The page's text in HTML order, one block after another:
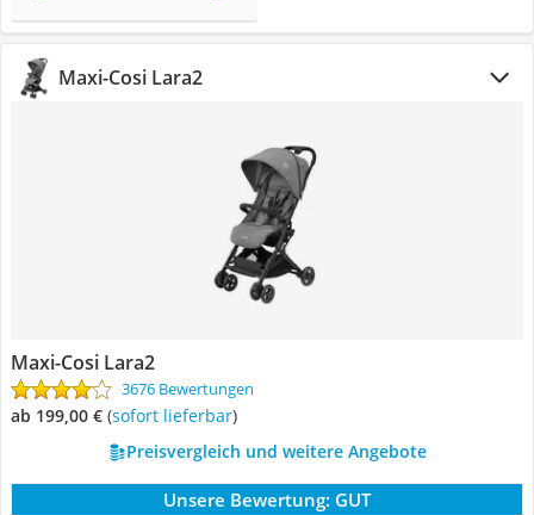
Maxi-Cosi Lara2
Maxi-Cosi Lara2
3676 Bewertungen
ab 199,00 € ( Sofort lieferbar)
Preisvergleich und weitere Angebote
Unsere Bewertung: GUT